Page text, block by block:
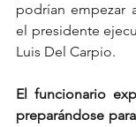
podrían empezar
el presidente
Luis Del Carpio.
El funcionario
preparándose